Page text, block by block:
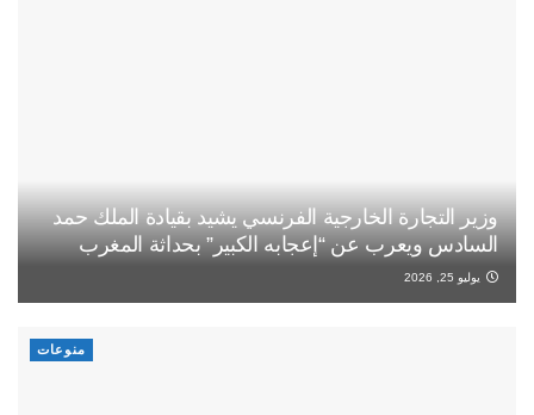
وزير التجارة الخارجية الفرنسي يشيد بقيادة الملك حمد
السادس ويعرب عن “إعجابه الكبير” بحداثة المغرب
يوليو 25, 2026
منوعات